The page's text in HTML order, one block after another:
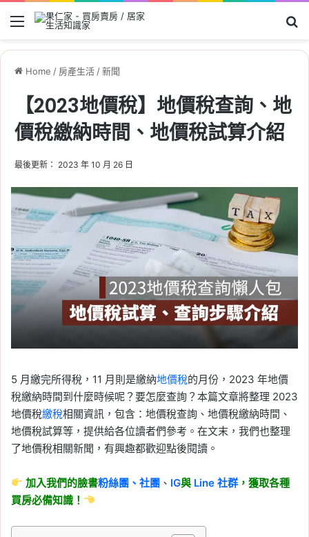
Menu
Home / 房產生活 /新聞
【2023地價稅】地價稅查詢、地
價稅繳納時間、地價稅試算介紹
最後更新： 2023 年 10 月 26 日
5 月繳完所得稅，11 月則是繳納地價稅的月份，2023 年地價
稅繳納時間到什麼時候呢？要怎麼查詢？本篇文章將整理 2023
地價稅繳稅相關資訊，包含：地價稅查詢、地價稅繳納時間、
地價稅試算等，提供給各位讀者們參考。在文末，我們也整理
了地價稅相關新聞，有興趣都歡迎點後閱讀。
加入我們的臉書粉絲團、社團 、 IG與 Line社群 ，獲取各種
買房必備知識！